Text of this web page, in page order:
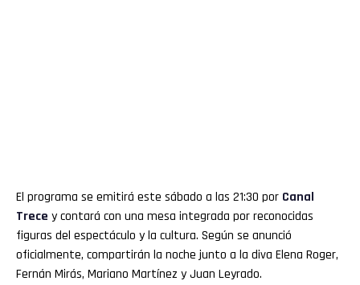
El programa se emitirá este sábado a las 21:30 por Canal
Trece y contará con una mesa integrada por reconocidas
figuras del espectáculo y la cultura. Según se anunció
oficialmente, compartirán la noche junto a la diva Elena Roger,
Fernán Mirás, Mariano Martínez y Juan Leyrado.